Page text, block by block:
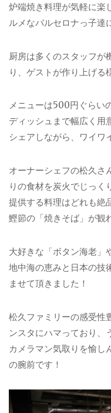
炉端焼き料理が気軽に楽
ルメなバルセロナっ子達
厨房は多くのスタッフが
り、ゲストが作り上げる
メニューは500円ぐらい
ディッシュまで幅広く用
シェアしながら、ワイワ
オーナーシェフの松久さ
りの食材を炭火でじっく
提供する料理はどれも絶
鰹節の「焼きそば」が観
大好きな「ボタン海老」
地中海の恵みと日本の技
ませて頂きました！
松久ファミリーの感受性
ンスタにハマっており、
カメラマン気取りを愉
の腕前です！